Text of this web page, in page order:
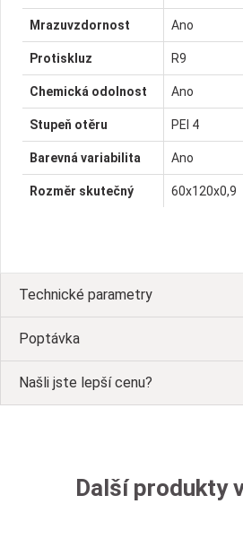
Mrazuvzdornost Ano
Protiskluz R9
Chemická odolnost Ano
Stupeň otěru PEI 4
Barevná variabilita Ano
Rozměr skutečný 60x120x0,9
Technické parametry
Poptávka
Našli jste lepší cenu?
Další produkty